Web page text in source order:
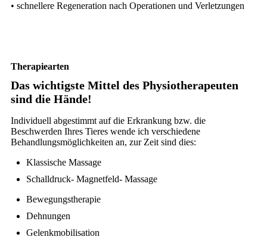
• schnellere Regeneration nach Operationen und Verletzungen
Therapiearten
Das wichtigste Mittel des Physiotherapeuten
sind die Hände!
Individuell abgestimmt auf die Erkrankung bzw. die
Beschwerden Ihres Tieres wende ich verschiedene
Behandlungsmöglichkeiten an, zur Zeit sind dies:
Klassische Massage
Schalldruck- Magnetfeld- Massage
Bewegungstherapie
Dehnungen
Gelenkmobilisation